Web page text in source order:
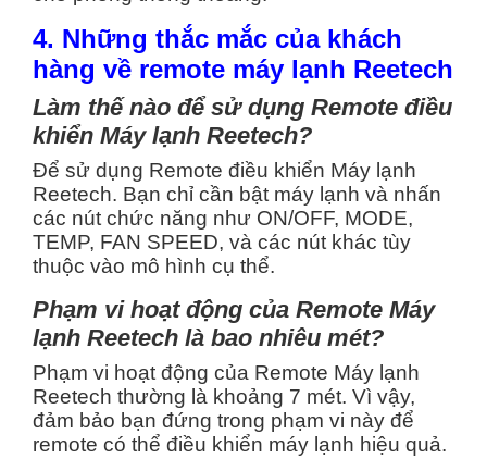
4. Những thắc mắc của khách
hàng về remote máy lạnh Reetech
Làm thế nào để sử dụng Remote điều
khiển Máy lạnh Reetech?
Để sử dụng Remote điều khiển Máy lạnh
Reetech. Bạn chỉ cần bật máy lạnh và nhấn
các nút chức năng như ON/OFF, MODE,
TEMP, FAN SPEED, và các nút khác tùy
thuộc vào mô hình cụ thể.
Phạm vi hoạt động của Remote Máy
lạnh Reetech là bao nhiêu mét?
Phạm vi hoạt động của Remote Máy lạnh
Reetech thường là khoảng 7 mét. Vì vậy,
đảm bảo bạn đứng trong phạm vi này để
remote có thể điều khiển máy lạnh hiệu quả.